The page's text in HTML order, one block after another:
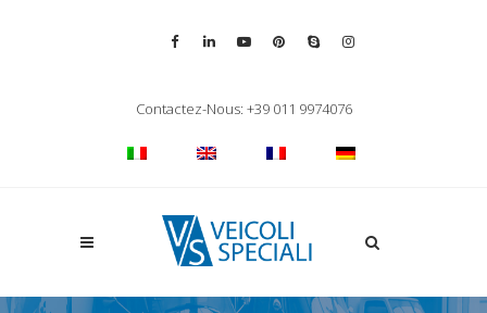
Contactez-Nous: +39 011 9974076
Apri la ricerca